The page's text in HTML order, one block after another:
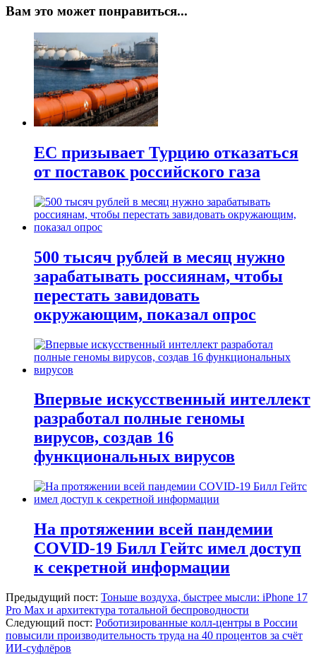
Вам это может понравиться...
ЕС призывает Турцию отказаться
от поставок российского газа
500 тысяч рублей в месяц нужно
зарабатывать россиянам, чтобы
перестать завидовать
окружающим, показал опрос
Впервые искусственный интеллект
разработал полные геномы
вирусов, создав 16
функциональных вирусов
На протяжении всей пандемии
COVID-19 Билл Гейтс имел доступ
к секретной информации
Предыдущий пост: Тоньше воздуха, быстрее мысли: iPhone 17
Pro Max и архитектура тотальной беспроводности
Следующий пост: Роботизированные колл-центры в России
повысили производительность труда на 40 процентов за счёт
ИИ-суфлёров